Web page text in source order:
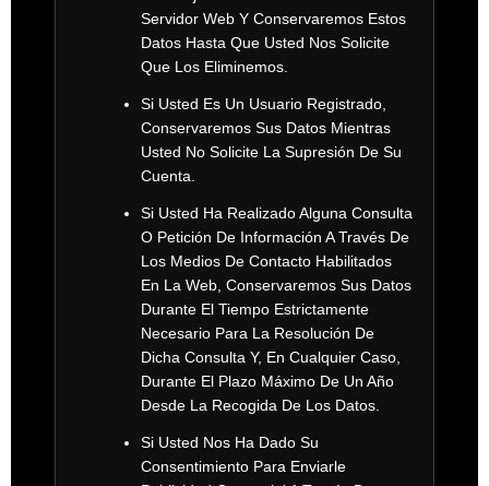
Servidor Web Y Conservaremos Estos
Datos Hasta Que Usted Nos Solicite
Que Los Eliminemos.
Si Usted Es Un Usuario Registrado,
Conservaremos Sus Datos Mientras
Usted No Solicite La Supresión De Su
Cuenta.
Si Usted Ha Realizado Alguna Consulta
O Petición De Información A Través De
Los Medios De Contacto Habilitados
En La Web, Conservaremos Sus Datos
Durante El Tiempo Estrictamente
Necesario Para La Resolución De
Dicha Consulta Y, En Cualquier Caso,
Durante El Plazo Máximo De Un Año
Desde La Recogida De Los Datos.
Si Usted Nos Ha Dado Su
Consentimiento Para Enviarle